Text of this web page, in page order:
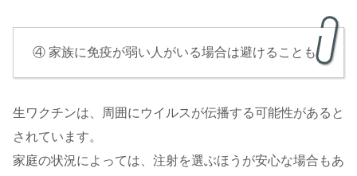
④ 家族に免疫が弱い人がいる場合は避けることも
生ワクチンは、周囲にウイルスが伝播する可能性があると
されています。
家庭の状況によっては、注射を選ぶほうが安心な場合もあ